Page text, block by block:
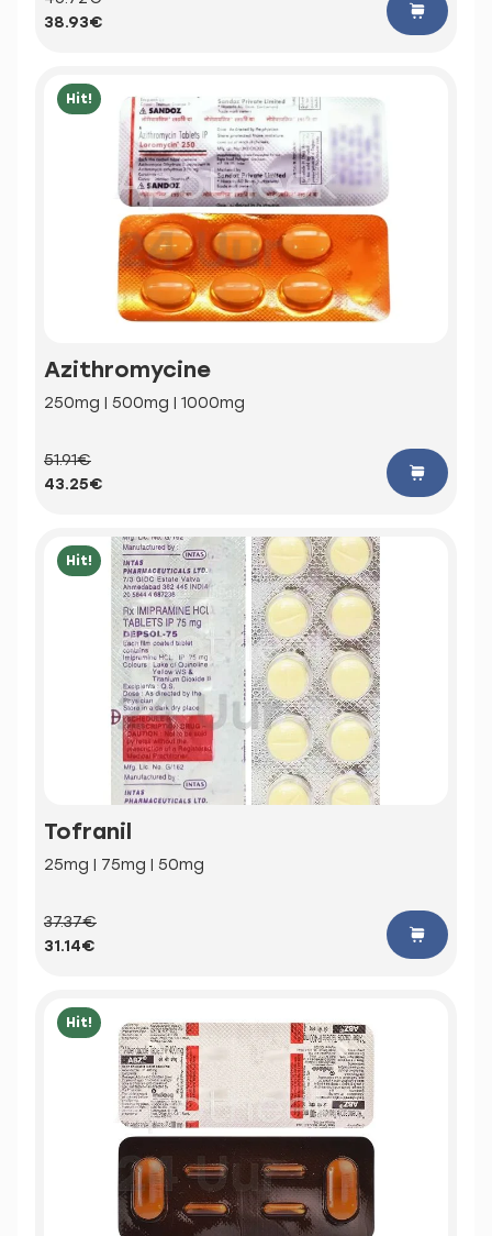
38.93€
Hit!
Azithromycine
250mg | 500mg | 1000mg
51.91€
43.25€
Hit!
Tofranil
25mg | 75mg | 50mg
37.37€
31.14€
Hit!